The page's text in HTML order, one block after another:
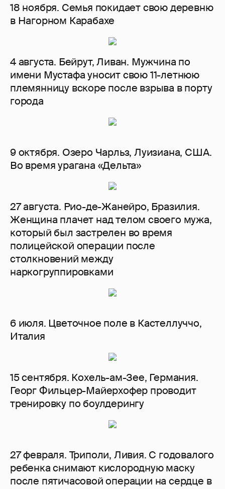
18 ноября. Семья покидает свою деревню
в Нагорном Карабахе
4 августа. Бейрут, Ливан. Мужчина по
имени Мустафа уносит свою 11-летнюю
племянницу вскоре после взрыва в порту
города
9 октября. Озеро Чарльз, Луизиана, США.
Во время урагана «Дельта»
27 августа. Рио-де-Жанейро, Бразилия.
Женщина плачет над телом своего мужа,
который был застрелен во время
полицейской операции после
столкновений между
наркогруппировками
6 июля. Цветочное поле в Кастеллуччо,
Италия
15 сентября. Кохель-ам-Зее, Германия.
Георг Фильцер-Майерхофер проводит
тренировку по боулдерингу
27 февраля. Триполи, Ливия. С годовалого
ребенка снимают кислородную маску
после пятичасовой операции на сердце в